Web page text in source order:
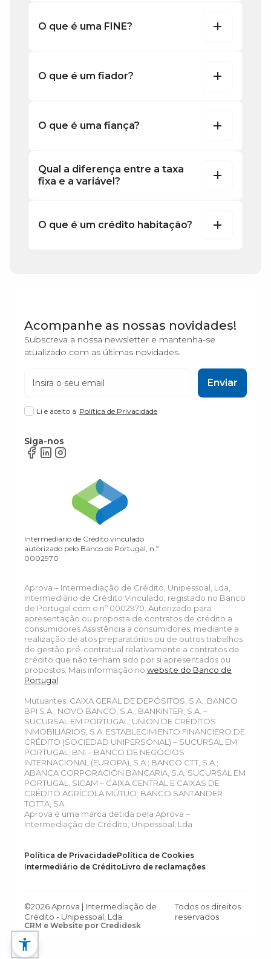
O que é uma FINE?
O que é um fiador?
O que é uma fiança?
Qual a diferença entre a taxa
fixa e a variável?
O que é um crédito habitação?
Intermediário de Crédito vinculado
autorizado pelo Banco de Portugal, n.º
0002970
Siga-nos
Acompanhe as nossas novidades!
Subscreva a nossa newsletter e mantenha-se
atualizado com as últimas novidades.
Li e aceito a Política de Privacidade
Enviar
Aprova – Intermediação de Crédito, Unipessoal, Lda,
Intermediário de Crédito Vinculado, registado no Banco
de Portugal com o nº 0002970. Autorizado para
apresentação ou proposta de contratos de crédito a
consumidores Assistência a consumidores, mediante a
realização de atos preparatórios ou de outros trabalhos
de gestão pré-contratual relativamente a contratos de
crédito que não tenham sido por si apresentados ou
propostos. Mais informação no website do Banco de
Portugal
Mutuantes: CAIXA GERAL DE DEPÓSITOS, S.A.; BANCO
BPI S.A.; NOVO BANCO, S.A.; BANKINTER, S.A. –
SUCURSAL EM PORTUGAL; UNION DE CRÉDITOS
INMOBILIÁRIOS, S.A. ESTABLECIMIENTO FINANCIERO DE
CRÉDITO (SOCIEDAD UNIPERSONAL) – SUCURSAL EM
PORTUGAL; BNI – BANCO DE NEGÓCIOS
INTERNACIONAL (EUROPA), S.A.; BANCO CTT, S.A.;
ABANCA CORPORACIÓN BANCARIA, S.A. SUCURSAL EM
PORTUGAL; SICAM – CAIXA CENTRAL E CAIXAS DE
CRÉDITO AGRÍCOLA MÚTUO; BANCO SANTANDER
TOTTA, SA.
Aprova é uma marca detida pela Aprova –
Intermediação de Crédito, Unipessoal, Lda
Política de PrivacidadePolítica de Cookies
Intermediário de CréditoLivro de reclamações
©2026 Aprova | Intermediação de
Crédito - Unipessoal, Lda.
Todos os direitos
reservados
CRM e Website por Credidesk